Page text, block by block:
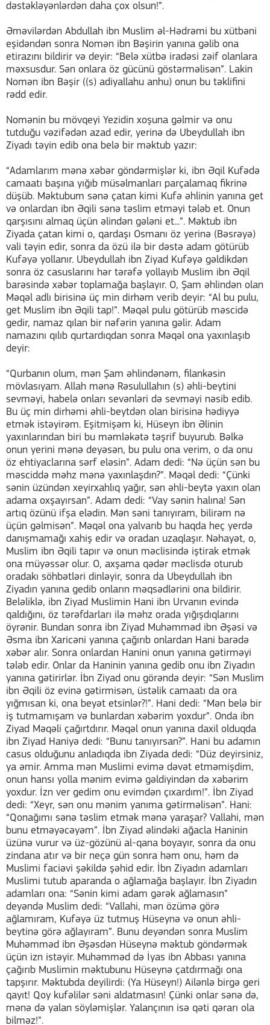
dəstəkləyənlərdən daha çox olsun!”.
Əməvilərdən Abdullah ibn Muslim əl-Hədrəmi bu xütbəni
eşidəndən sonra Nomən ibn Bəşirin yanına gəlib ona
etirazını bildirir və deyir: “Belə xütbə iradəsi zəif olanlara
məxsusdur. Sən onlara öz gücünü göstərməlisən”. Lakin
Nomən ibn Bəşir ((s) adiyallahu anhu) onun bu təklifini
rədd edir.
Nomənin bu mövqeyi Yezidin xoşuna gəlmir və onu
tutduğu vəzifədən azad edir, yerinə də Ubeydullah ibn
Ziyadı təyin edib ona belə bir məktub yazır:
“Adamlarım mənə xəbər göndərmişlər ki, ibn Əqil Kufədə
camaatı başına yığıb müsəlmanları parçalamaq fikrinə
düşüb. Məktubum sənə çatan kimi Kufə əhlinin yanına get
və onlardan ibn Əqili sənə təslim etməyi tələb et. Onun
qarşısını almaq üçün əlindən gələni et...”. Məktub ibn
Ziyada çatan kimi o, qardaşı Osmanı öz yerinə (Bəsrəyə)
vali təyin edir, sonra da özü ilə bir dəstə adam götürüb
Kufəyə yollanır. Ubeydullah ibn Ziyad Kufəyə gəldikdən
sonra öz casuslarını hər tərəfə yollayıb Muslim ibn Əqil
barəsində xəbər toplamağa başlayır. O, Şam əhlindən olan
Məqəl adlı birisinə üç min dirhəm verib deyir: “Al bu pulu,
get Muslim ibn Əqili tap!”. Məqəl pulu götürüb məscidə
gedir, namaz qılan bir nəfərin yanına gəlir. Adam
namazını qılıb qurtardıqdan sonra Məqəl ona yaxınlaşıb
deyir:
“Qurbanın olum, mən Şam əhlindənəm, filankəsin
mövlasıyam. Allah mənə Rəsulullahın (s) əhli-beytini
sevməyi, habelə onları sevənləri də sevməyi nəsib edib.
Bu üç min dirhəmi əhli-beytdən olan birisinə hədiyyə
etmək istəyirəm. Eşitmişəm ki, Hüseyn ibn Əlinin
yaxınlarından biri bu məmləkətə təşrif buyurub. Bəlkə
onun yerini mənə deyəsən, bu pulu ona verim, o da onu
öz ehtiyaclarına sərf eləsin”. Adam dedi: “Nə üçün sən bu
məsciddə məhz mənə yaxınlaşdın?”. Məqəl dedi: “Çünki
sənin üzündən xeyirxahlıq yağır, sən əhli-beytə yaxın olan
adama oxşayırsan”. Adam dedi: “Vay sənin halına! Sən
artıq özünü ifşa elədin. Mən səni tanıyıram, bilirəm nə
üçün gəlmisən”. Məqəl ona yalvarıb bu haqda heç yerdə
danışmamağı xahiş edir və oradan uzaqlaşır. Nəhayət, o,
Muslim ibn Əqili tapır və onun məclisində iştirak etmək
ona müyəssər olur. O, axşama qədər məclisdə oturub
oradakı söhbətləri dinləyir, sonra da Ubeydullah ibn
Ziyadın yanına gedib onların məqsədlərini ona bildirir.
Beləliklə, ibn Ziyad Muslimin Hani ibn Urvanın evində
qaldığını, öz tərəfdarları ilə məhz orada yığışdıqlarını
öyrənir. Bundan sonra ibn Ziyad Muhəmməd ibn Əşəsi və
Əsma ibn Xaricəni yanına çağırıb onlardan Hani barədə
xəbər alır. Sonra onlardan Hanini onun yanına gətirməyi
tələb edir. Onlar da Haninin yanına gedib onu ibn Ziyadın
yanına gətirirlər. İbn Ziyad onu görəndə deyir: “Sən Muslim
ibn Əqili öz evinə gətirmisən, üstəlik camaatı da ora
yığmısan ki, ona beyət etsinlər?!”. Hani dedi: “Mən belə bir
iş tutmamışam və bunlardan xəbərim yoxdur”. Onda ibn
Ziyad Məqəli çağırtdırır. Məqəl onun yanına daxil olduqda
ibn Ziyad Haniyə dedi: “Bunu tanıyırsan?”. Hani bu adamın
casus olduğunu anladıqda ibn Ziyada dedi: “Düz deyirsiniz,
ya əmir. Amma mən Muslimi evimə dəvət etməmişdim,
onun hansı yolla mənim evimə gəldiyindən də xəbərim
yoxdur. İzn ver gedim onu evimdən çıxardım!”. İbn Ziyad
dedi: “Xeyr, sən onu mənim yanıma gətirməlisən”. Hani:
“Qonağımı sənə təslim etmək mənə yaraşar? Vallahi, mən
bunu etməyəcəyəm”. İbn Ziyad əlindəki ağacla Haninin
üzünə vurur və üz-gözünü al-qana boyayır, sonra da onu
zindana atır və bir neçə gün sonra həm onu, həm də
Muslimi faciəvi şəkildə şəhid edir. İbn Ziyadın adamları
Muslimi tutub aparanda o ağlamağa başlayır. İbn Ziyadın
adamları ona: “Sənin kimi adam gərək ağlamasın”
deyəndə Muslim dedi: “Vallahi, mən özümə görə
ağlamıram, Kufəyə üz tutmuş Hüseynə və onun əhli-
beytinə görə ağlayıram”. Bunu deyəndən sonra Muslim
Muhəmməd ibn Əşəsdən Hüseynə məktub göndərmək
üçün izn istəyir. Muhəmməd də İyas ibn Abbası yanına
çağırıb Muslimin məktubunu Hüseynə çatdırmağı ona
tapşırır. Məktubda deyilirdi: (Ya Hüseyn!) Ailənlə birgə geri
qayıt! Qoy kufəlilər səni aldatmasın! Çünki onlar sənə də,
mənə də yalan söyləmişlər. Yalançının isə qəti qərarı ola
bilməz!”.